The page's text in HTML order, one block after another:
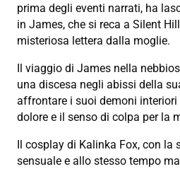
prima degli eventi narrati, ha
in James, che si reca a Silent
misteriosa lettera dalla moglie.
Il viaggio di James nella
una discesa negli abissi della
affrontare i suoi demoni
dolore e il senso di colpa per la
Il cosplay di Kalinka Fox, con la
sensuale e allo stesso tempo